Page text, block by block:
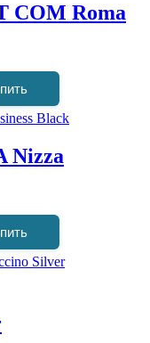
COM Roma
Nizza